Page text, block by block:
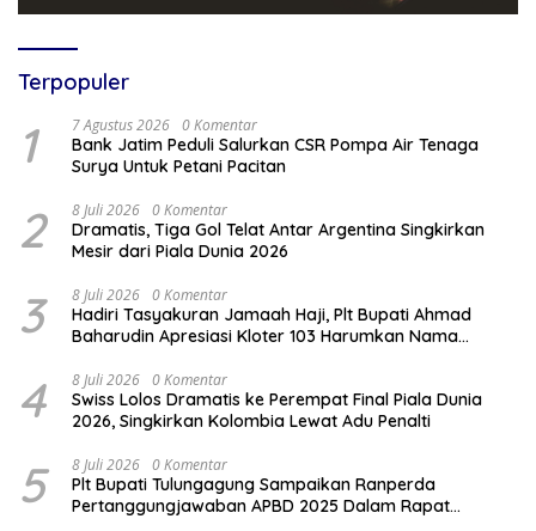
Terpopuler
1 7 Agustus 2026 0 Komentar
Bank Jatim Peduli Salurkan CSR Pompa Air Tenaga
Surya Untuk Petani Pacitan
2 8 Juli 2026 0 Komentar
Dramatis, Tiga Gol Telat Antar Argentina Singkirkan
Mesir dari Piala Dunia 2026
3 8 Juli 2026 0 Komentar
Hadiri Tasyakuran Jamaah Haji, Plt Bupati Ahmad
Baharudin Apresiasi Kloter 103 Harumkan Nama
4 8 Juli 2026 0 Komentar
Swiss Lolos Dramatis ke Perempat Final Piala Dunia
2026, Singkirkan Kolombia Lewat Adu Penalti
5 8 Juli 2026 0 Komentar
Plt Bupati Tulungagung Sampaikan Ranperda
Pertanggungjawaban APBD 2025 Dalam Rapat